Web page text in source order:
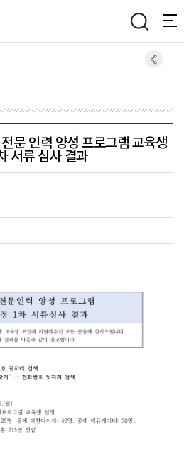
문 인력 양성 프로그램 교육생
서류 심사 결과